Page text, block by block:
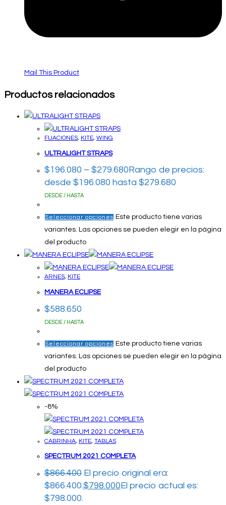
Mail This Product
Productos relacionados
FIJACIONES, KITE, WING
ULTRALIGHT STRAPS
$196.080 – $279.680 Rango de precios:
desde $196.080 hasta $279.680
DESDE / HASTA
Seleccionar opciones Este producto tiene varias
variantes. Las opciones se pueden elegir en la página
del producto
ARNES, KITE
MANERA ECLIPSE
$588.650
DESDE / HASTA
Seleccionar opciones Este producto tiene varias
variantes. Las opciones se pueden elegir en la página
del producto
-8%
CABRINHA, KITE, TABLAS
SPECTRUM 2021 COMPLETA
$866.400 El precio original era:
$866.400.$798.000El precio actual es:
$798.000.